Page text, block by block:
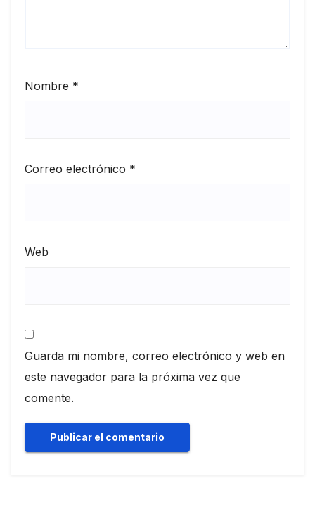
Nombre *
Correo electrónico *
Web
Guarda mi nombre, correo electrónico y web en
este navegador para la próxima vez que
comente.